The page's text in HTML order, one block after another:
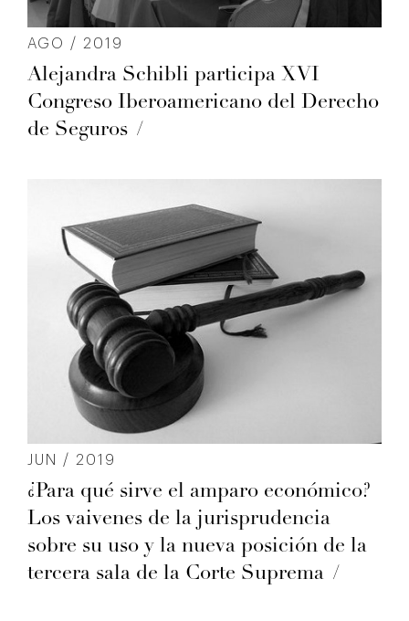
AGO / 2019
Alejandra Schibli participa XVI
Congreso Iberoamericano del Derecho
de Seguros
JUN / 2019
¿Para qué sirve el amparo económico?
Los vaivenes de la jurisprudencia
sobre su uso y la nueva posición de la
tercera sala de la Corte Suprema